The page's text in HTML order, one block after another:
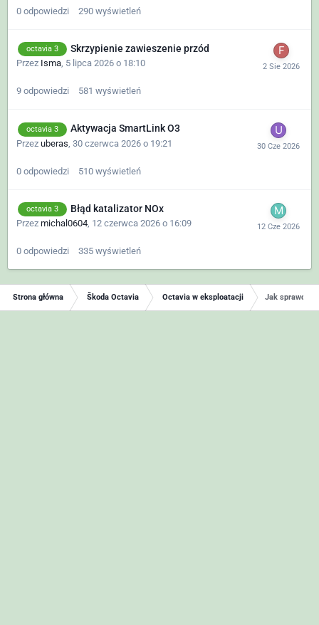
0 odpowiedzi 290 wyświetleń
octavia 3 Skrzypienie zawieszenie przód
Przez Isma, 5 lipca 2026 o 18:10
9 odpowiedzi 581 wyświetleń
octavia 3 Aktywacja SmartLink O3
Przez uberas 30 czerwca 2026 o 19:21
0 odpowiedzi 510 wyświetleń
octavia 3 Błąd katalizator NOx
Przez michal0604, 12 czerwca 2026 o 16:09
0 odpowiedzi 335 wyświetleń
Strona główna Škoda Octavia Octavia w eksploatacji Jak sprawdzić